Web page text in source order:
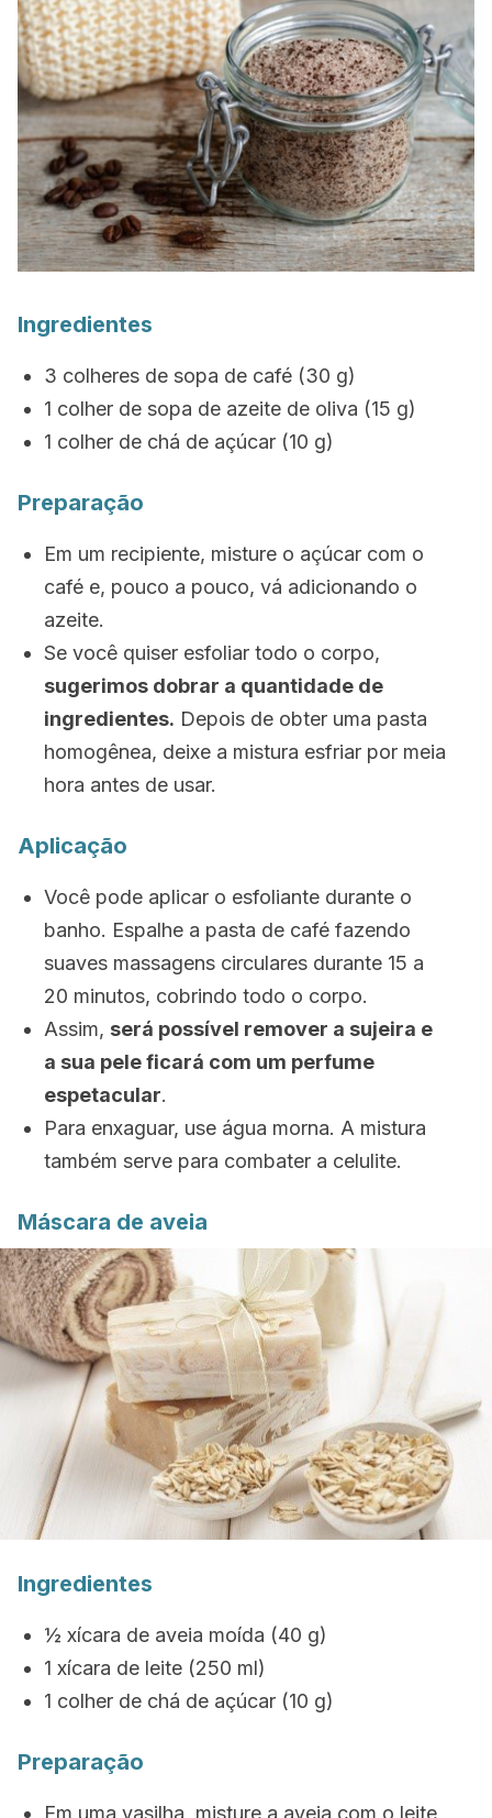
Ingredientes
3 colheres de sopa de café (30 g)
1 colher de sopa de azeite de oliva (15 g)
1 colher de chá de açúcar (10 g)
Preparação
Em um recipiente, misture o açúcar com o
café e, pouco a pouco, vá adicionando o
azeite.
Se você quiser esfoliar todo o corpo,
sugerimos dobrar a quantidade de
ingredientes. Depois de obter uma pasta
homogênea, deixe a mistura esfriar por meia
hora antes de usar.
Aplicação
Você pode aplicar o esfoliante durante o
banho. Espalhe a pasta de café fazendo
suaves massagens circulares durante 15 a
20 minutos, cobrindo todo o corpo.
Assim, será possível remover a sujeira e
a sua pele ficará com um perfume
espetacular.
Para enxaguar, use água morna. A mistura
também serve para combater a celulite.
Máscara de aveia
Ingredientes
½ xícara de aveia moída (40 g)
1 xícara de leite (250 ml)
1 colher de chá de açúcar (10 g)
Preparação
Em uma vasilha, misture a aveia com o leite